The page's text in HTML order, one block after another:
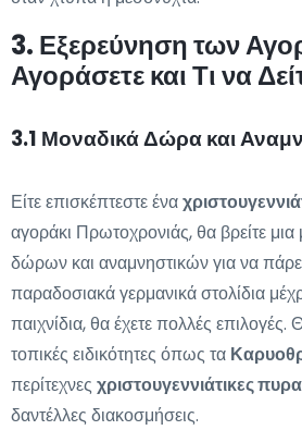
3. Εξερεύνηση των
Αγοράσετε και Τι να
3.1 Μοναδικά Δώρα και
Είτε επισκέπτεστε ένα
αγοράκι Πρωτοχρονιάς, θα βρείτε μια
δώρων και αναμνηστικών για να
παραδοσιακά γερμανικά στολίδια
παιχνίδια, θα έχετε πολλές επιλογές.
τοπικές ειδικότητες όπως τα
περίτεχνες χριστουγεννιάτικες
δαντέλλες διακοσμήσεις.